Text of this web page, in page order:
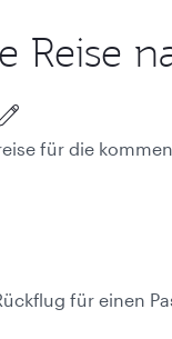
Reise
für die
für einen